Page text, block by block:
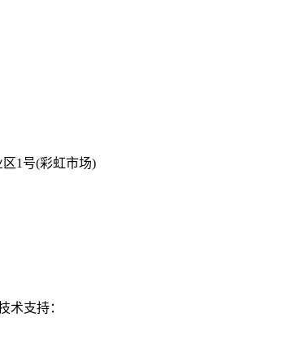
1号(彩虹市场)
术支持：